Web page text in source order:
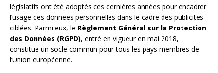
législatifs ont été adoptés ces dernières années pour encadrer
l’usage des données personnelles dans le cadre des publicités
ciblées. Parmi eux, le Règlement Général sur la Protection
des Données (RGPD), entré en vigueur en mai 2018,
constitue un socle commun pour tous les pays membres de
l’Union européenne.